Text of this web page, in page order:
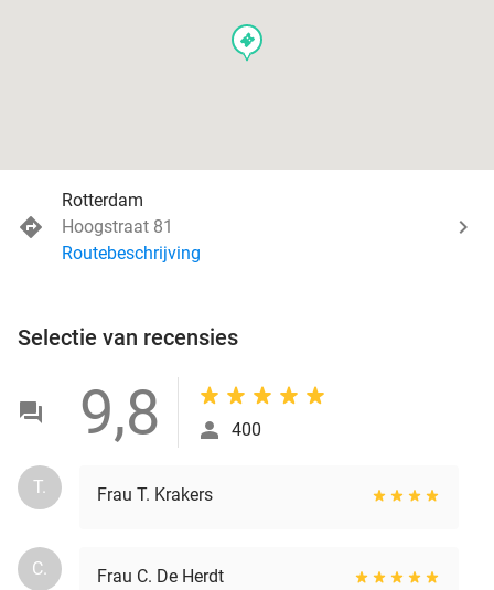
events
Rotterdam
Hoogstraat 81
Routebeschrijving
Selectie van recensies
9,8 400
T. Frau T. Krakers
C. Frau C. De Herdt